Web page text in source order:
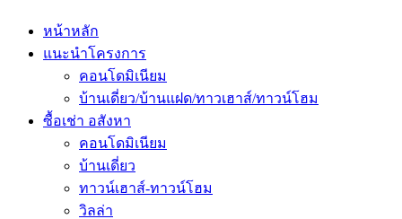
หน้าหลัก
แนะนำโครงการ
คอนโดมิเนียม
บ้านเดี่ยว/บ้านแฝด/ทาวเฮาส์/ทาวน์โฮม
ซื้อเช่า อสังหา
คอนโดมิเนียม
บ้านเดี่ยว
ทาวน์เฮาส์-ทาวน์โฮม
วิลล่า